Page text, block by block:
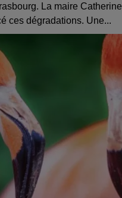
La maire Catherine
ces dégradations. Une...